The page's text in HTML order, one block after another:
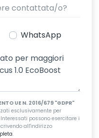
WhatsApp
UE N. 2016/679 "GDPR"
esclusivamente per
possono esercitare i
all'indirizzo
.